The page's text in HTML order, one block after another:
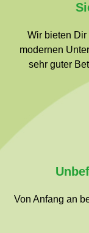
Wir bieten
modernen
sehr guter
Von Anfang an